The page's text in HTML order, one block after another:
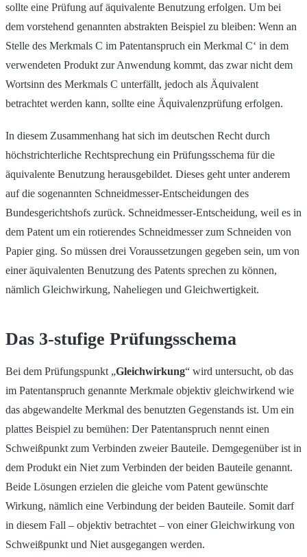
sollte eine Prüfung auf äquivalente Benutzung erfolgen. Um bei
dem vorstehend genannten abstrakten Beispiel zu bleiben: Wenn an
Stelle des Merkmals C im Patentanspruch ein Merkmal C‘ in dem
verwendeten Produkt zur Anwendung kommt, das zwar nicht dem
Wortsinn des Merkmals C unterfällt, jedoch als Äquivalent
betrachtet werden kann, sollte eine Äquivalenzprüfung erfolgen.
In diesem Zusammenhang hat sich im deutschen Recht durch
höchstrichterliche Rechtsprechung ein Prüfungsschema für die
äquivalente Benutzung herausgebildet. Dieses geht unter anderem
auf die sogenannten Schneidmesser-Entscheidungen des
Bundesgerichtshofs zurück. Schneidmesser-Entscheidung, weil es in
dem Patent um ein rotierendes Schneidmesser zum Schneiden von
Papier ging. So müssen drei Voraussetzungen gegeben sein, um von
einer äquivalenten Benutzung des Patents sprechen zu können,
nämlich Gleichwirkung, Naheliegen und Gleichwertigkeit.
Das 3-stufige Prüfungsschema
Bei dem Prüfungspunkt „Gleichwirkung“ wird untersucht, ob das
im Patentanspruch genannte Merkmale objektiv gleichwirkend wie
das abgewandelte Merkmal des benutzten Gegenstands ist. Um ein
plattes Beispiel zu bemühen: Der Patentanspruch nennt einen
Schweißpunkt zum Verbinden zweier Bauteile. Demgegenüber ist in
dem Produkt ein Niet zum Verbinden der beiden Bauteile genannt.
Beide Lösungen erzielen die gleiche vom Patent gewünschte
Wirkung, nämlich eine Verbindung der beiden Bauteile. Somit darf
in diesem Fall – objektiv betrachtet – von einer Gleichwirkung von
Schweißpunkt und Niet ausgegangen werden.